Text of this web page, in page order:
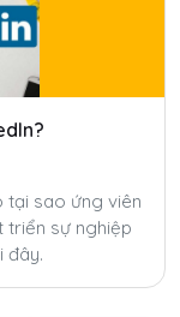
tại sao ứng viên
triển sự nghiệp
đây.